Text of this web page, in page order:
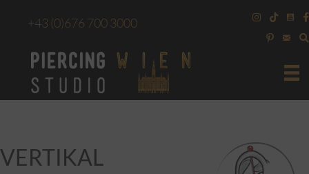
+43 (0)676 700 3000
VERTIKAL